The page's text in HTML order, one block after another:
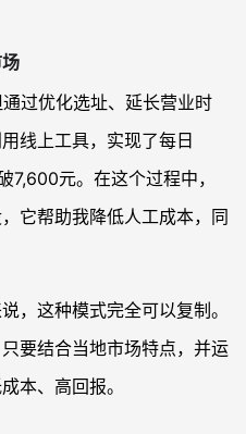
过优化选址、延长营业时
线上工具，实现了每日
元。在这个过程中，
它帮助我降低人工成本，同
，这种模式完全可以复制。
要结合当地市场特点，并运
本、高回报。